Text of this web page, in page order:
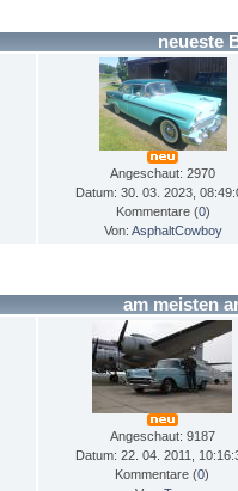
neueste
Angeschaut: 2970
Datum: 30. 03. 2023,
Kommentare (0)
Von: AsphaltCowboy
am meisten
Angeschaut: 9187
Datum: 22. 04. 2011,
Kommentare (0)